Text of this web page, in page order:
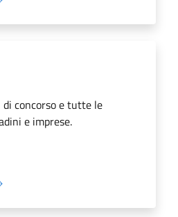
concorso e tutte le
e imprese.